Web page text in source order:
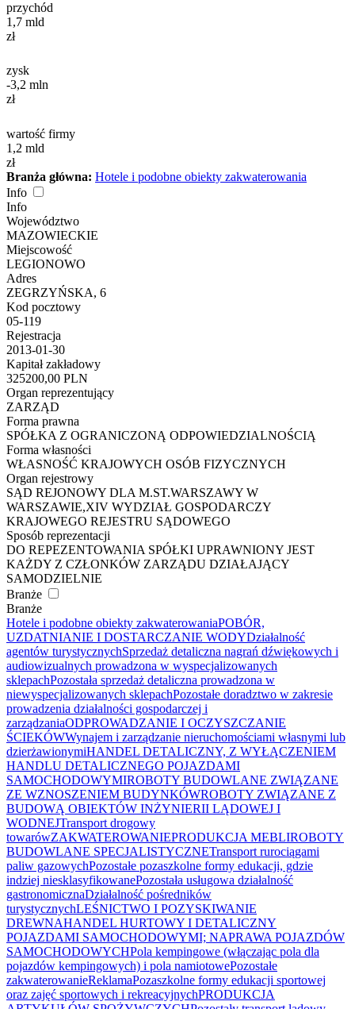
przychód
1,7 mld
zł
zysk
-3,2 mln
zł
wartość firmy
1,2 mld
zł
Branża główna: Hotele i podobne obiekty zakwaterowania
Info
Info
Województwo
MAZOWIECKIE
Miejscowość
LEGIONOWO
Adres
ZEGRZYŃSKA, 6
Kod pocztowy
05-119
Rejestracja
2013-01-30
Kapitał zakładowy
325200,00 PLN
Organ reprezentujący
ZARZĄD
Forma prawna
SPÓŁKA Z OGRANICZONĄ ODPOWIEDZIALNOŚCIĄ
Forma własności
WŁASNOŚĆ KRAJOWYCH OSÓB FIZYCZNYCH
Organ rejestrowy
SĄD REJONOWY DLA M.ST.WARSZAWY W
WARSZAWIE,XIV WYDZIAŁ GOSPODARCZY
KRAJOWEGO REJESTRU SĄDOWEGO
Sposób reprezentacji
DO REPEZENTOWANIA SPÓŁKI UPRAWNIONY JEST
KAŻDY Z CZŁONKÓW ZARZĄDU DZIAŁAJĄCY
SAMODZIELNIE
Branże
Branże
Hotele i podobne obiekty zakwaterowaniaPOBÓR,
UZDATNIANIE I DOSTARCZANIE WODYDziałalność
agentów turystycznychSprzedaż detaliczna nagrań dźwiękowych i
audiowizualnych prowadzona w wyspecjalizowanych
sklepachPozostała sprzedaż detaliczna prowadzona w
niewyspecjalizowanych sklepachPozostałe doradztwo w zakresie
prowadzenia działalności gospodarczej i
zarządzaniaODPROWADZANIE I OCZYSZCZANIE
ŚCIEKÓWWynajem i zarządzanie nieruchomościami własnymi lub
dzierżawionymiHANDEL DETALICZNY, Z WYŁĄCZENIEM
HANDLU DETALICZNEGO POJAZDAMI
SAMOCHODOWYMIROBOTY BUDOWLANE ZWIĄZANE
ZE WZNOSZENIEM BUDYNKÓWROBOTY ZWIĄZANE Z
BUDOWĄ OBIEKTÓW INŻYNIERII LĄDOWEJ I
WODNEJTransport drogowy
towarówZAKWATEROWANIEPRODUKCJA MEBLIROBOTY
BUDOWLANE SPECJALISTYCZNETransport rurociągami
paliw gazowychPozostałe pozaszkolne formy edukacji, gdzie
indziej niesklasyfikowanePozostała usługowa działalność
gastronomicznaDziałalność pośredników
turystycznychLEŚNICTWO I POZYSKIWANIE
DREWNAHANDEL HURTOWY I DETALICZNY
POJAZDAMI SAMOCHODOWYMI; NAPRAWA POJAZDÓW
SAMOCHODOWYCHPola kempingowe (włączając pola dla
pojazdów kempingowych) i pola namiotowePozostałe
zakwaterowanieReklamaPozaszkolne formy edukacji sportowej
oraz zajęć sportowych i rekreacyjnychPRODUKCJA